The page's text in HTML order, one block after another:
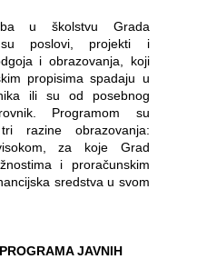
u školstvu Grada
su poslovi, projekti i
i obrazovanja, koji
propisima spadaju u
ili su od posebnog
Programom su
razine obrazovanja:
za koje Grad
i proračunskim
sredstva u svom
JAVNIH